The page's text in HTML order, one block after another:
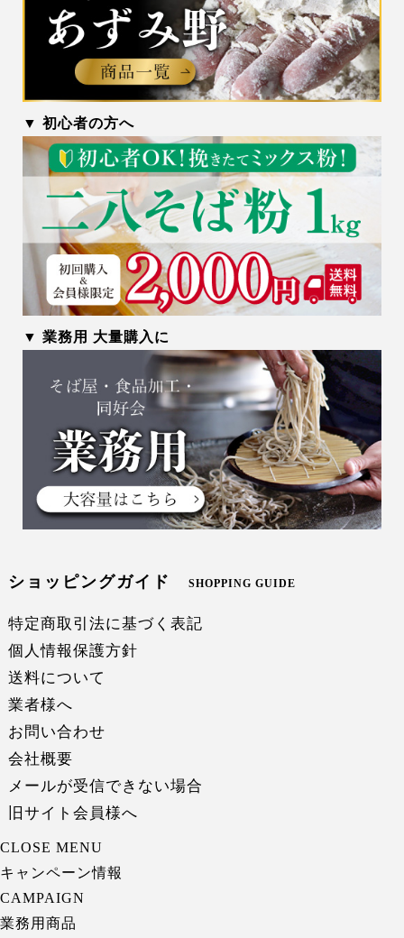
▼ 初心者の方へ
▼ 業務用 大量購入に
ショッピングガイド SHOPPING GUIDE
特定商取引法に基づく表記
個人情報保護方針
送料について
業者様へ
お問い合わせ
会社概要
メールが受信できない場合
旧サイト会員様へ
CLOSE MENU
キャンペーン情報
CAMPAIGN
業務用商品